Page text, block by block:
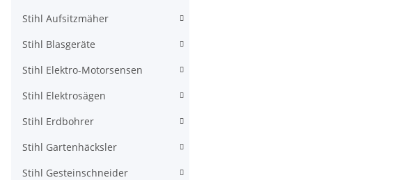
Stihl Aufsitzmäher
Stihl Blasgeräte
Stihl Elektro-Motorsensen
Stihl Elektrosägen
Stihl Erdbohrer
Stihl Gartenhäcksler
Stihl Gesteinschneider